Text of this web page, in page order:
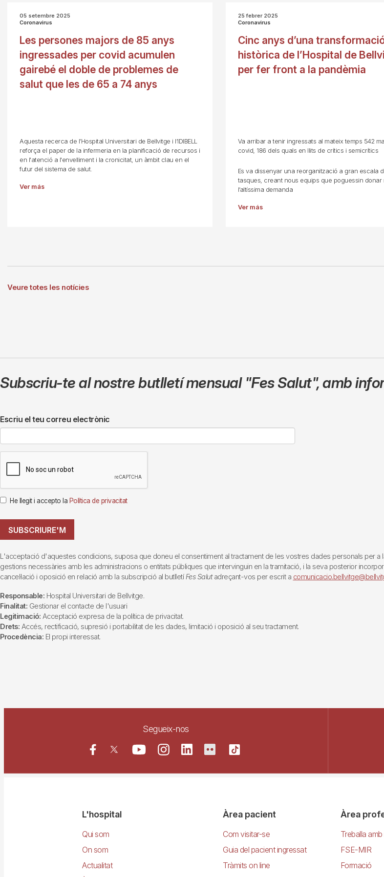
05 setembre 2025
Coronavirus
Les persones majors de 85 anys
ingressades per covid acumulen
gairebé el doble de problemes de
salut que les de 65 a 74 anys
Aquesta recerca de l’Hospital Universitari de Bellvitge i l’IDIBELL
reforça el paper de la infermeria en la planificació de recursos i
en l'atenció a l'envelliment i la cronicitat, un àmbit clau en el
futur del sistema de salut.
Ver más
25 febrer 2025
Coronavirus
Cinc anys d’una
històrica de l’Hospital de
per fer front a la pandèmia
Va arribar a tenir ingressats al mateix temps 542
covid, 186 dels quals en llits de crítics i semicrítics
Es va dissenyar una reorganització a gran escala
tasques, creant nous equips que poguessin donar
l’altíssima demanda
Ver más
Veure totes les notícies
Subscriu-te al nostre butlletí mensual "Fes Salut",amb
Escriu el teu correu electrònic
He llegit i accepto la Política de privacitat
SUBSCRIURE'M
L'acceptació d'aquestes condicions, suposa que doneu el consentiment al tractament de les vostres dades personals per
gestions necessàries amb les administracions o entitats públiques que intervinguin en la tramitació, i la seva posterior
cancel·lació i oposició en relació amb la subscripció al butlletí Fes Salutadreçant-vos per escrit a
Responsable: Hospital Universitari de Bellvitge.
Finalitat: Gestionar el contacte de l'usuari
Legitimació: Acceptació expresa de la política de privacitat.
Drets: Accés, rectificació, supresió i portabilitat de les dades, limitació i oposició al seu tractament.
Procedència: El propi interessat.
Segueix-nos
NavegacióL'hospital
Qui som
On som
Actualitat
Àrea pacient
Com visitar-se
Guia del pacient ingressat
Tràmits on line
Àrea
Treballa
FSE-MIR
Formació